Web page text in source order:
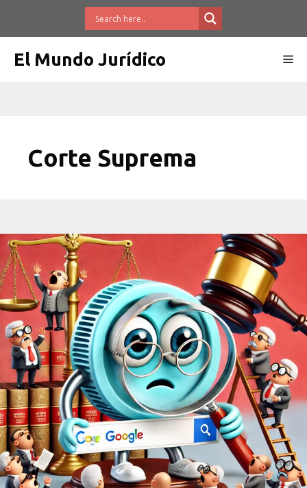
El Mundo Jurídico
Corte Suprema